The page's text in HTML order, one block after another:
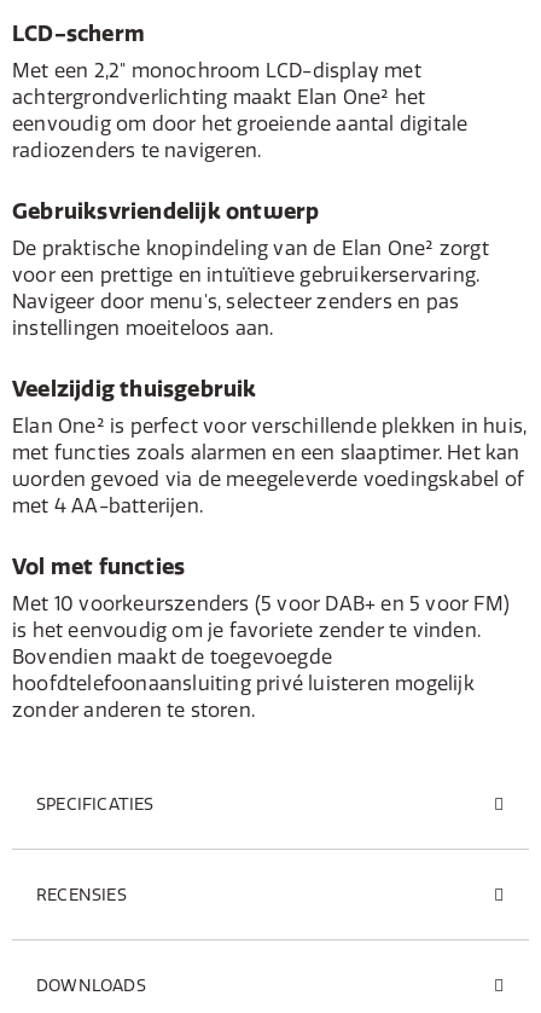
LCD-scherm
Met een 2,2" monochroom LCD-display met
achtergrondverlichting maakt Elan One² het
eenvoudig om door het groeiende aantal digitale
radiozenders te navigeren.
Gebruiksvriendelijk ontwerp
De praktische knopindeling van de Elan One² zorgt
voor een prettige en intuïtieve gebruikerservaring.
Navigeer door menu's, selecteer zenders en pas
instellingen moeiteloos aan.
Veelzijdig thuisgebruik
Elan One² is perfect voor verschillende plekken in huis,
met functies zoals alarmen en een slaaptimer. Het kan
worden gevoed via de meegeleverde voedingskabel of
met 4 AA-batterijen.
Vol met functies
Met 10 voorkeurszenders (5 voor DAB+ en 5 voor FM)
is het eenvoudig om je favoriete zender te vinden.
Bovendien maakt de toegevoegde
hoofdtelefoonaansluiting privé luisteren mogelijk
zonder anderen te storen.
SPECIFICATIES
RECENSIES
DOWNLOADS